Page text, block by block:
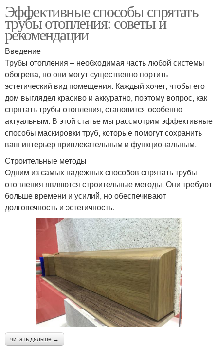
Эффективные способы спрятать
трубы отопления: советы и
рекомендации
Введение
Трубы отопления – необходимая часть любой системы
обогрева, но они могут существенно портить
эстетический вид помещения. Каждый хочет, чтобы его
дом выглядел красиво и аккуратно, поэтому вопрос, как
спрятать трубы отопления, становится особенно
актуальным. В этой статье мы рассмотрим эффективные
способы маскировки труб, которые помогут сохранить
ваш интерьер привлекательным и функциональным.
Строительные методы
Одним из самых надежных способов спрятать трубы
отопления являются строительные методы. Они требуют
больше времени и усилий, но обеспечивают
долговечность и эстетичность.
читать дальше →